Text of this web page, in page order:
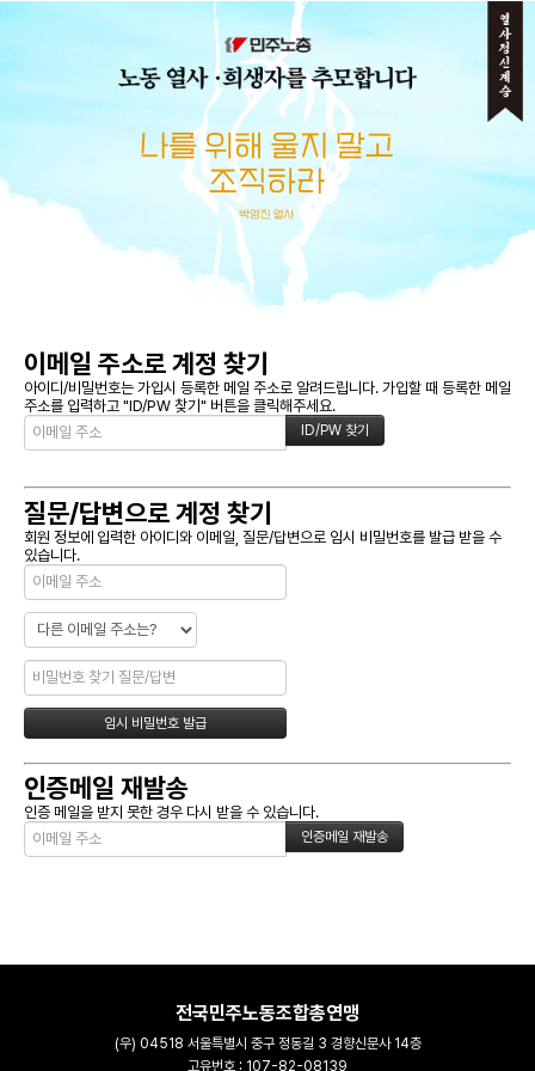
메뉴 건너뛰기
이메일 주소로 계정 찾기
아이디/비밀번호는 가입시 등록한 메일 주소로 알려드립니다. 가입할 때 등록한 메일
주소를 입력하고 "ID/PW 찾기" 버튼을 클릭해주세요.
질문/답변으로 계정 찾기
회원 정보에 입력한 아이디와 이메일, 질문/답변으로 임시 비밀번호를 발급 받을 수
있습니다.
인증메일 재발송
인증 메일을 받지 못한 경우 다시 받을 수 있습니다.
전국민주노동조합총연맹
(우) 04518 서울특별시 중구 정동길 3 경향신문사 14층
고유번호 : 107-82-08139